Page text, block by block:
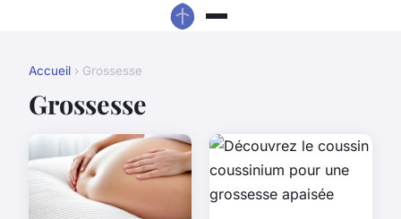
Accueil › Grossesse
Grossesse